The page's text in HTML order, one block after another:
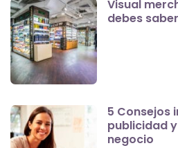
Visual
debes
5 Consejos
publicidad
negocio